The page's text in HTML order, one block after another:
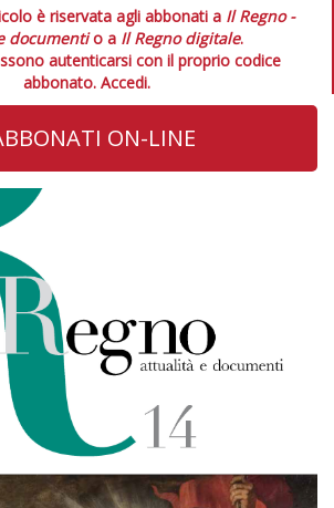
è riservata agli abbonati a Il Regno -
documentio a Il Regno digitale.
autenticarsi con il proprio codice
abbonato. Accedi.
ON-LINE